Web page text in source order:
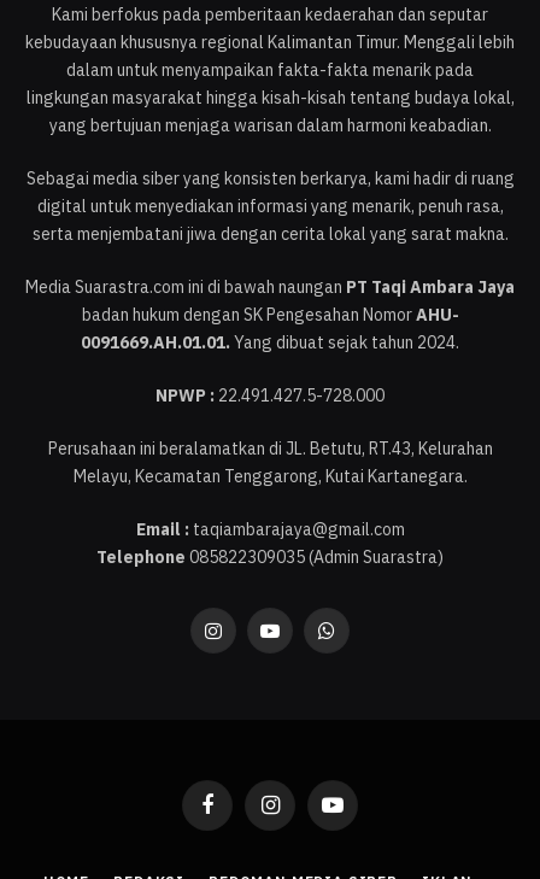
Kami berfokus pada pemberitaan kedaerahan dan seputar
kebudayaan khususnya regional Kalimantan Timur. Menggali lebih
dalam untuk menyampaikan fakta-fakta menarik pada
lingkungan masyarakat hingga kisah-kisah tentang budaya lokal,
yang bertujuan menjaga warisan dalam harmoni keabadian.
Sebagai media siber yang konsisten berkarya, kami hadir di ruang
digital untuk menyediakan informasi yang menarik, penuh rasa,
serta menjembatani jiwa dengan cerita lokal yang sarat makna.
Media Suarastra.com ini di bawah naungan PT Taqi Ambara Jaya
badan hukum dengan SK Pengesahan NomorAHU-
0091669.AH.01.01.Yang dibuat sejak tahun 2024.
NPWP : 22.491.427.5-728.000
Perusahaan ini beralamatkan di JL. Betutu, RT.43, Kelurahan
Melayu, Kecamatan Tenggarong, Kutai Kartanegara.
Email :taqiambarajaya@gmail.com
Telephone 085822309035 (Admin Suarastra)
InstagramYouTubeWhatsApp
FacebookInstagramYouTube